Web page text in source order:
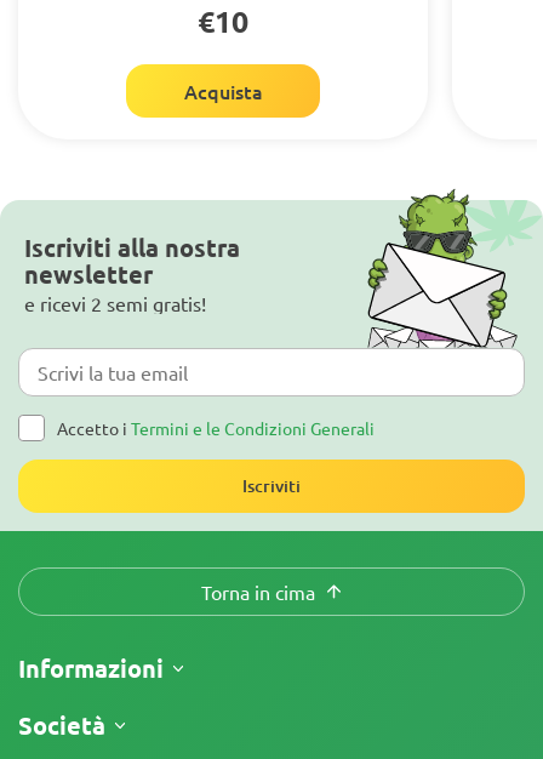
€10
Acquista
Iscriviti alla nostra
newsletter
e ricevi 2 semi gratis!
Accetto i Termini e le Condizioni Generali
Iscriviti
Torna in cima
Informazioni
Spedizione
Società